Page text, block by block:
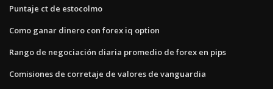
Puntaje ct de estocolmo
Como ganar dinero con forex iq option
Rango de negociación diaria promedio de forex en pips
Comisiones de corretaje de valores de vanguardia